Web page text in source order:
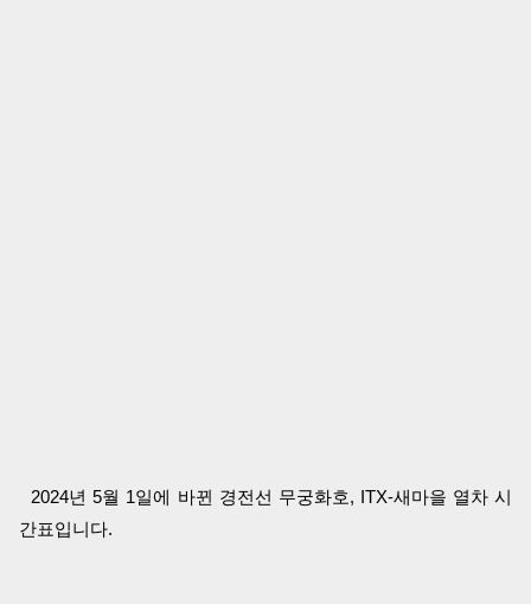
2024년 5월 1일에 바뀐 경전선 무궁화호, ITX-새마을 열차 시
간표입니다.